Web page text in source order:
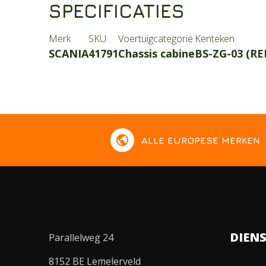
SPECIFICATIES
Merk
SCANIA
SKU
41791
Voertuigcategorie
Chassis cabine
Kenteken
BS-ZG-03
public ALLE EUROPESE MERKEN
Parallelweg 24
8152 BE Lemelerveld